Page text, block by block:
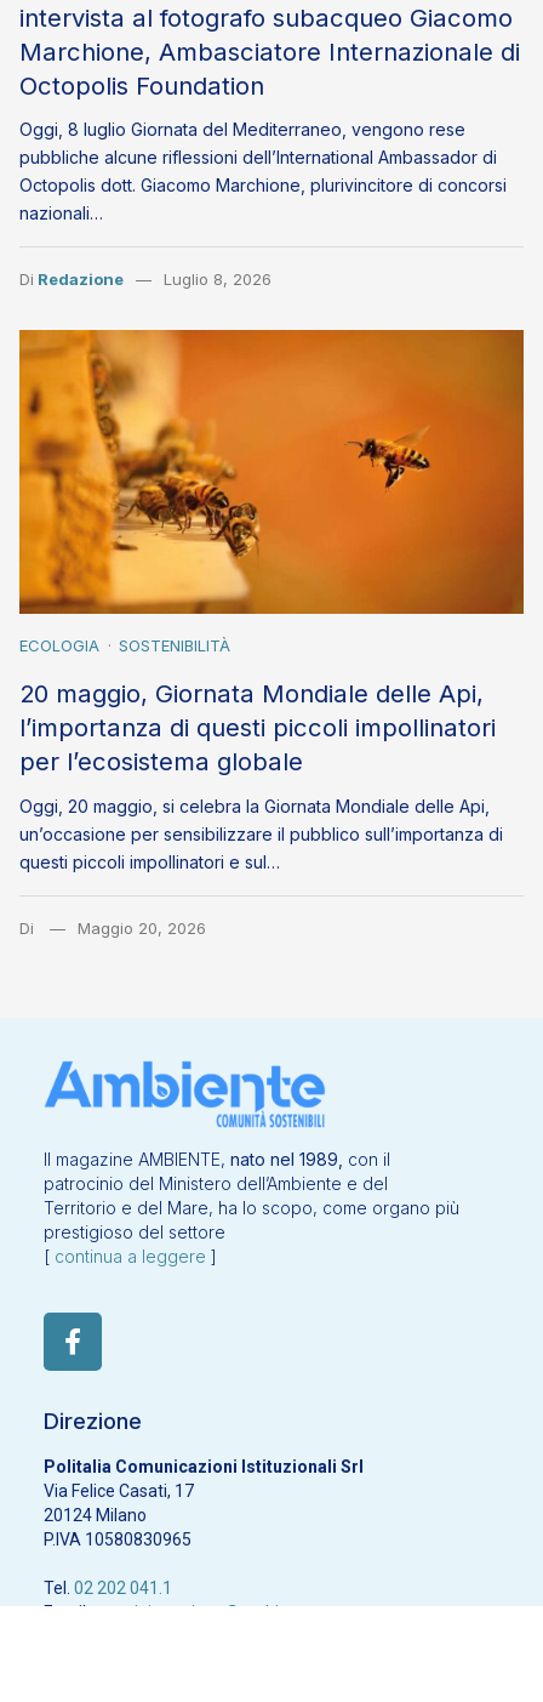
intervista al fotografo subacqueo Giacomo
Marchione, Ambasciatore Internazionale di
Octopolis Foundation
Oggi, 8 luglio Giornata del Mediterraneo, vengono rese
pubbliche alcune riflessioni dell’International Ambassador di
Octopolis dott. Giacomo Marchione, plurivincitore di concorsi
nazionali…
Di Redazione Luglio 8, 2026
ECOLOGIA SOSTENIBILITÀ
20 maggio, Giornata Mondiale delle Api,
l’importanza di questi piccoli impollinatori
per l’ecosistema globale
Oggi, 20 maggio, si celebra la Giornata Mondiale delle Api,
un’occasione per sensibilizzare il pubblico sull’importanza di
questi piccoli impollinatori e sul…
Di Maggio 20, 2026
Il magazine AMBIENTE, nato nel 1989, con il
patrocinio del Ministero dell’Ambiente e del
Territorio e del Mare, ha lo scopo, come organo più
prestigioso del settore
[ continua a leggere ]
Direzione
Politalia Comunicazioni Istituzionali Srl
Via Felice Casati, 17
20124 Milano
P.IVA 10580830965
Tel. 02 202 041.1
Email:amministrazione@ambiente.news